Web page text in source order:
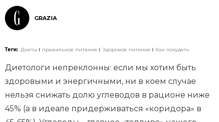
GRAZIA
Теги: Диеты правильное питание Здоровое питание Как похудеть
Диетологи непреклонны: если мы хотим быть
здоровыми и энергичными, ни в коем случае
нельзя снижать долю углеводов в рационе ниже
45% (а в идеале придерживаться «коридора» в